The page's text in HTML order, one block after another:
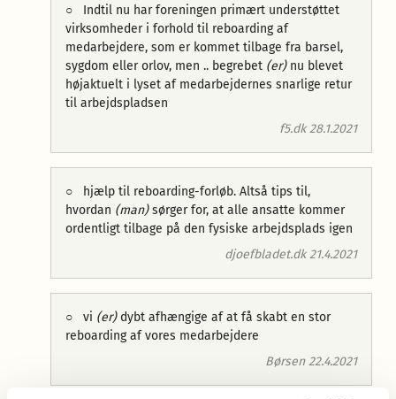
○
Indtil nu har foreningen primært understøttet
virksomheder i forhold til reboarding af
medarbejdere, som er kommet tilbage fra barsel,
sygdom eller orlov, men .. begrebet (er) nu blevet
højaktuelt i lyset af medarbejdernes snarlige retur
til arbejdspladsen
f5.dk 28.1.2021
○
hjælp til reboarding-forløb. Altså tips til,
hvordan (man)sørger for, at alle ansatte kommer
ordentligt tilbage på den fysiske arbejdsplads igen
djoefbladet.dk 21.4.2021
○ vi (er) dybt afhængige af at få skabt en stor
reboarding af vores medarbejdere
Børsen 22.4.2021